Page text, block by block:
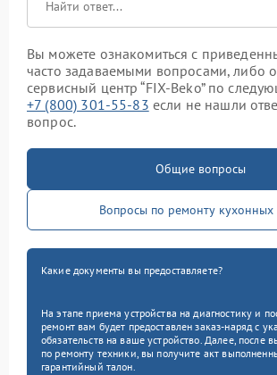
Вы можете ознакомиться с
часто задаваемыми вопросами, либо
сервисный центр “FIX-Beko” по
+7 (800) 301-55-83 если не нашли
вопрос.
Общие вопросы
Вопросы по ремонту кухонных
Какие документы вы предоставляете?
На этапе приема устройства на диагностику и
ремонт вам будет предоставлен заказ-наряд с
обязательств на ваше устройство. Далее, после
по ремонту техники, вы получите акт
гарантийный талон.